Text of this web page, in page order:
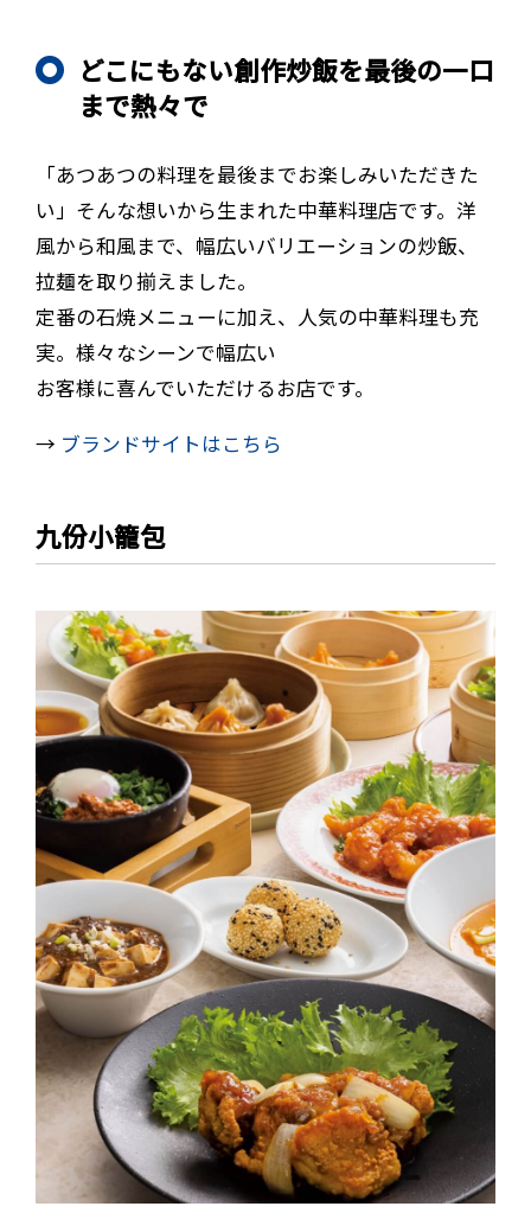
どこにもない創作炒飯を最後の一口
まで熱々で
「あつあつの料理を最後までお楽しみいただきた
い」そんな想いから生まれた中華料理店です。洋
風から和風まで、幅広いバリエーションの炒飯、
拉麺を取り揃えました。
定番の石焼メニューに加え、人気の中華料理も充
実。様々なシーンで幅広い
お客様に喜んでいただけるお店です。
→ ブランドサイトはこちら
九份小籠包